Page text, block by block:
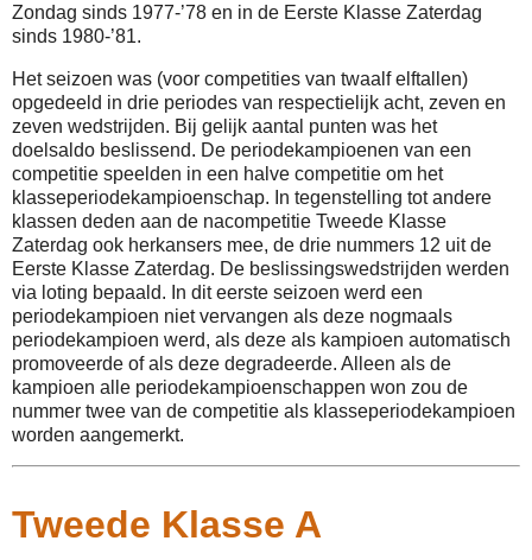
Zondag sinds 1977-’78 en in de Eerste Klasse Zaterdag
sinds 1980-’81.
Het seizoen was (voor competities van twaalf elftallen)
opgedeeld in drie periodes van respectielijk acht, zeven en
zeven wedstrijden. Bij gelijk aantal punten was het
doelsaldo beslissend. De periodekampioenen van een
competitie speelden in een halve competitie om het
klasseperiodekampioenschap. In tegenstelling tot andere
klassen deden aan de nacompetitie Tweede Klasse
Zaterdag ook herkansers mee, de drie nummers 12 uit de
Eerste Klasse Zaterdag. De beslissingswedstrijden werden
via loting bepaald. In dit eerste seizoen werd een
periodekampioen niet vervangen als deze nogmaals
periodekampioen werd, als deze als kampioen automatisch
promoveerde of als deze degradeerde. Alleen als de
kampioen alle periodekampioenschappen won zou de
nummer twee van de competitie als klasseperiodekampioen
worden aangemerkt.
Tweede Klasse A